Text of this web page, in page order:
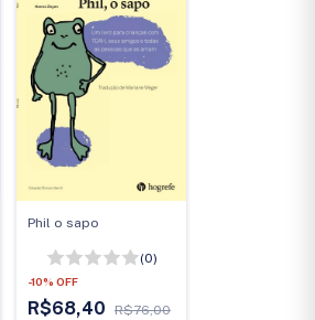
Phil o sapo
(0)
-10% OFF
R$68,40
R$76,00